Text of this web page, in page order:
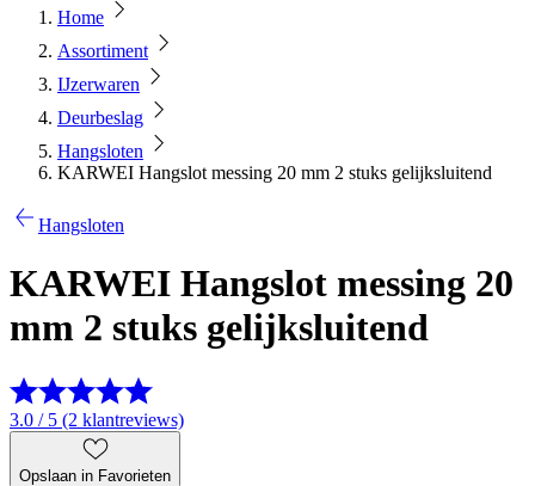
Home
Assortiment
IJzerwaren
Deurbeslag
Hangsloten
KARWEI Hangslot messing 20 mm 2 stuks gelijksluitend
Hangsloten
KARWEI Hangslot messing 20
mm 2 stuks gelijksluitend
3.0 / 5 (2 klantreviews)
Opslaan in Favorieten